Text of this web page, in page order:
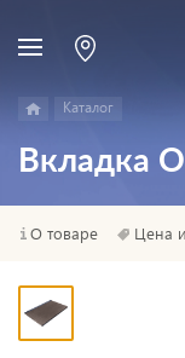
Каталог
Вкладка
О товаре Цена